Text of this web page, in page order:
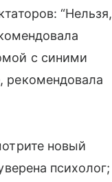
“Нельзя,
с синими
рекомендовала
новый
психолог;